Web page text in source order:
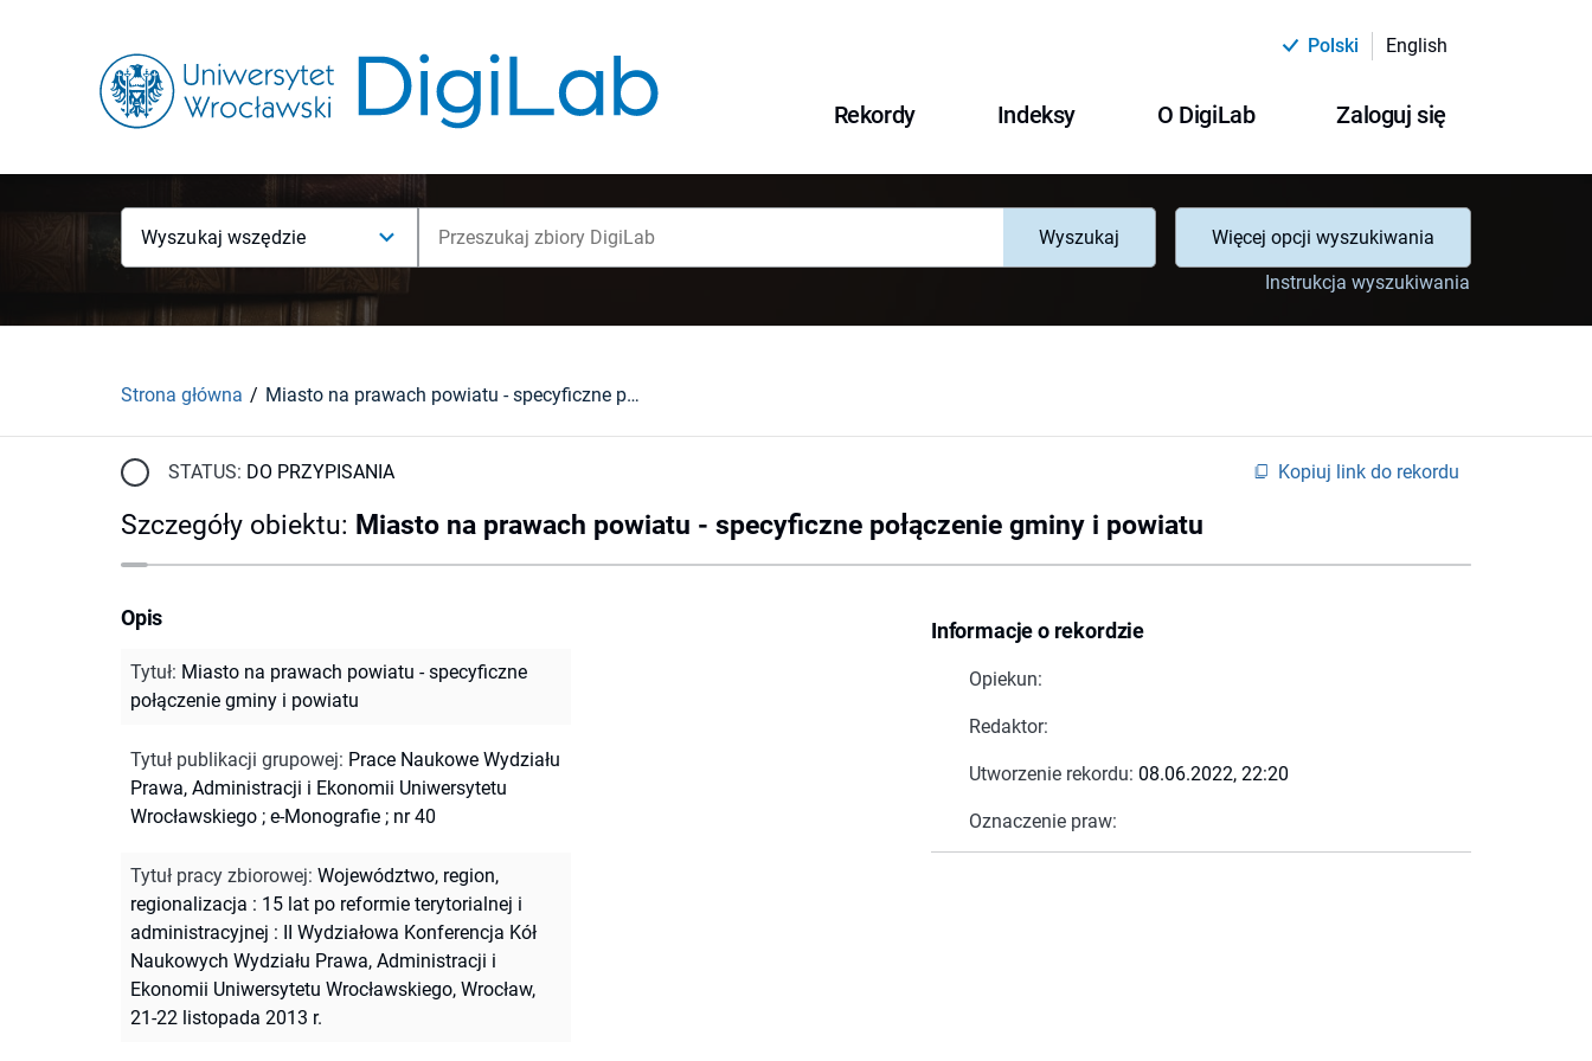
Polski English
Rekordy Indeksy O DigiLab Zaloguj się
Wyszukaj wszędzie Wyszukaj
Więcej opcji wyszukiwania
Instrukcja wyszukiwania
Strona główna Miasto na prawach powiatu - specyficzne połączenie gminy i powiatu
STATUS: DO PRZYPISANIA Kopiuj link do rekordu
Szczegóły obiektu: Miasto na prawach powiatu - specyficzne połączenie gminy i powiatu
Informacje o rekordzie
Opiekun:
Redaktor:
Utworzenie rekordu: 08.06.2022, 22:20
Oznaczenie praw:
Opis
Tytuł: Miasto na prawach powiatu - specyficzne
połączenie gminy i powiatu
Tytuł publikacji grupowej: Prace Naukowe Wydziału
Prawa, Administracji i Ekonomii Uniwersytetu
Wrocławskiego ; e-Monografie ; nr 40
Tytuł pracy zbiorowej: Województwo, region,
regionalizacja : 15 lat po reformie terytorialnej i
administracyjnej : II Wydziałowa Konferencja Kół
Naukowych Wydziału Prawa, Administracji i
Ekonomii Uniwersytetu Wrocławskiego, Wrocław,
21-22 listopada 2013 r.